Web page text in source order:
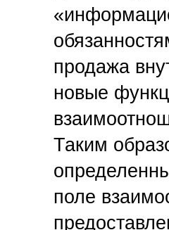
продажа
новые
Таким
поле